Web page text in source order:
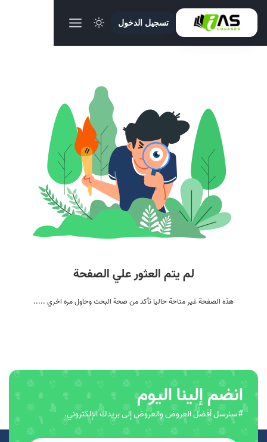
تسجيل الدخول
لم يتم العثور علي الصفحة
هذه الصفحة غير متاحة حاليا تأكد من صحة البحث وحاول مره اخري .....
انضم إلينا اليوم
#سنرسل أفضل العروض والعروض إلى بريدك الإلكتروني.